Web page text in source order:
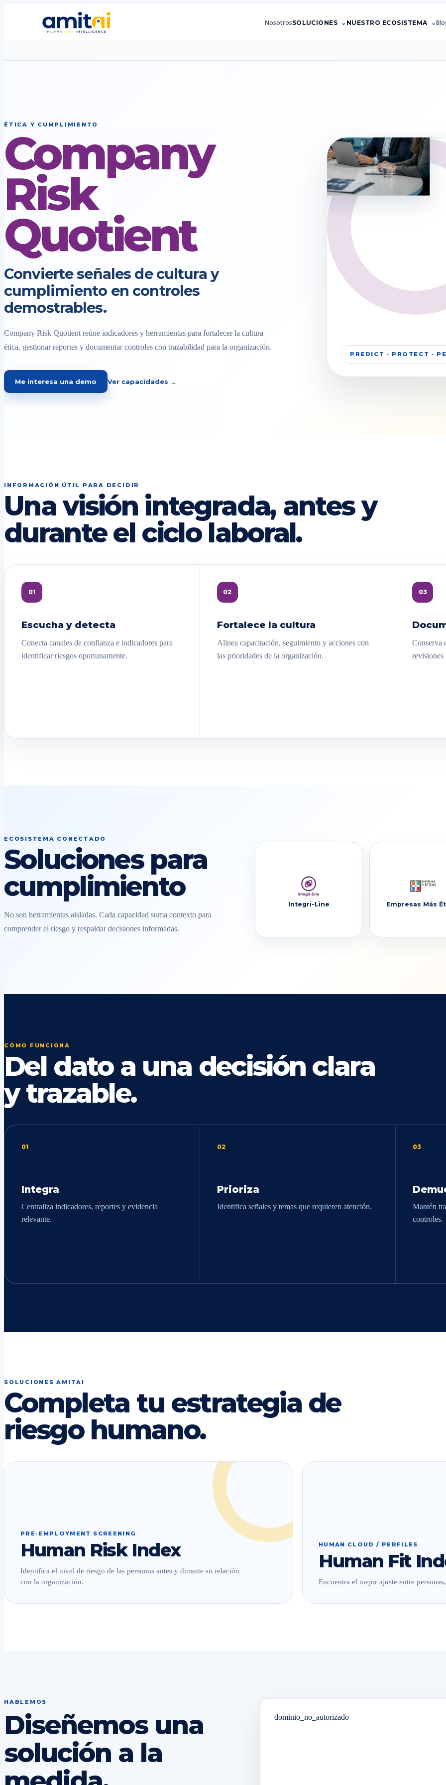
NosotrosSOLUCIONES NUESTRO ECOSISTEMA
ÉTICA Y CUMPLIMIENTO
Company
Risk
Quotient
Convierte señales de cultura y
cumplimiento en controles
demostrables.
Company Risk Quotient reúne indicadores y herramientas para fortalecer la cultura
ética, gestionar reportes y documentar controles con trazabilidad para la organización.
Me interesa una demo Ver capacidades →
PREDICT · PROTECT ·
INFORMACIÓN ÚTIL PARA DECIDIR
Una visión integrada, antes y
durante el ciclo laboral.
01
Escucha y detecta
Conecta canales de confianza e indicadores para
identificar riesgos oportunamente.
02
Fortalece la cultura
Alinea capacitación, seguimiento y acciones con
las prioridades de la organización.
03
Conserva
revisiones
ECOSISTEMA CONECTADO
Soluciones para
cumplimiento
No son herramientas aisladas. Cada capacidad suma contexto para
comprender el riesgo y respaldar decisiones informadas.
Integri-Line Empresas Más
CÓMO FUNCIONA
Del dato a una decisión clara
y trazable.
01
Integra
Centraliza indicadores, reportes y evidencia
relevante.
02
Prioriza
Identifica señales y temas que requieren atención.
03
Mantén
controles.
SOLUCIONES AMITAI
Completa tu estrategia de
riesgo humano.
PRE-EMPLOYMENT SCREENING
Human Risk Index
Identifica el nivel de riesgo de las personas antes y durante su relación
con la organización.
HUMAN CLOUD / PERFILES
Human Fit
Encuentra el mejor ajuste entre
HABLEMOS
Diseñemos una
solución a la
dominio_no_autorizado